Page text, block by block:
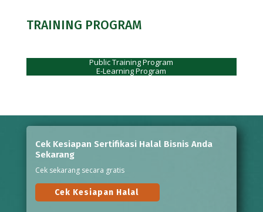
TRAINING PROGRAM
Public Training Program
E-Learning Program
Cek Kesiapan Sertifikasi Halal Bisnis Anda
Sekarang
Cek sekarang secara gratis
Cek Kesiapan Halal